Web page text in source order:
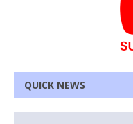
QUICK NEWS